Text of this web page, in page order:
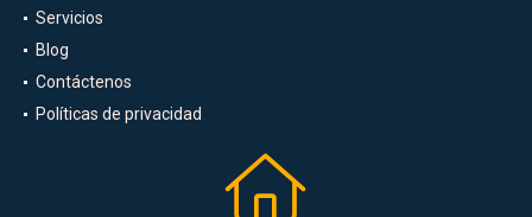
Servicios
Blog
Contáctenos
Políticas de privacidad